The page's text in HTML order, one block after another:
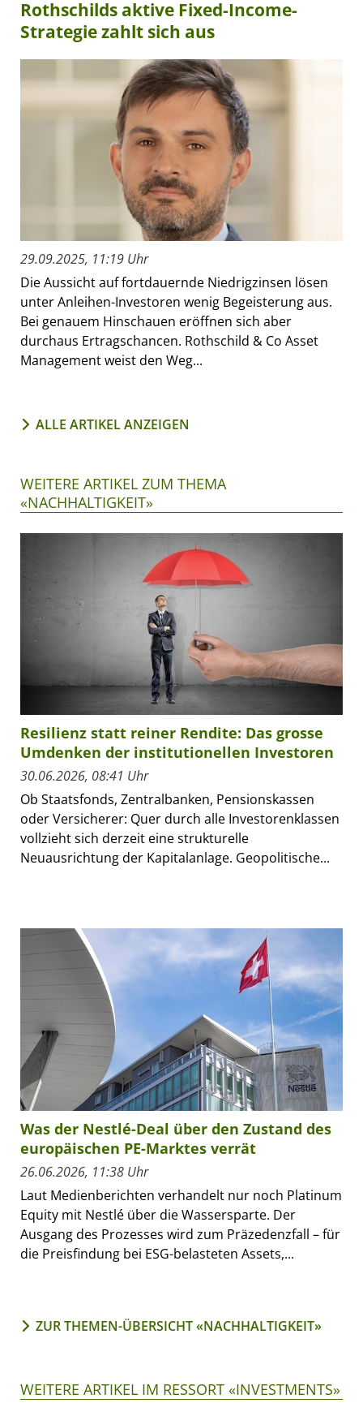
Rothschilds aktive Fixed-Income-
Strategie zahlt sich aus
29.09.2025, 11:19 Uhr
Die Aussicht auf fortdauernde Niedrigzinsen lösen
unter Anleihen-Investoren wenig Begeisterung aus.
Bei genauem Hinschauen eröffnen sich aber
durchaus Ertragschancen. Rothschild & Co Asset
Management weist den Weg...
ALLE ARTIKEL ANZEIGEN
WEITERE ARTIKEL ZUM THEMA
«NACHHALTIGKEIT»
Resilienz statt reiner Rendite: Das grosse
Umdenken der institutionellen Investoren
30.06.2026, 08:41 Uhr
Ob Staatsfonds, Zentralbanken, Pensionskassen
oder Versicherer: Quer durch alle Investorenklassen
vollzieht sich derzeit eine strukturelle
Neuausrichtung der Kapitalanlage. Geopolitische...
Was der Nestlé-Deal über den Zustand des
europäischen PE-Marktes verrät
26.06.2026, 11:38 Uhr
Laut Medienberichten verhandelt nur noch Platinum
Equity mit Nestlé über die Wassersparte. Der
Ausgang des Prozesses wird zum Präzedenzfall – für
die Preisfindung bei ESG-belasteten Assets,...
ZUR THEMEN-ÜBERSICHT «NACHHALTIGKEIT»
WEITERE ARTIKEL IM RESSORT «INVESTMENTS»